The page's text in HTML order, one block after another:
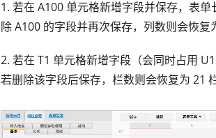
1. 若在 A100 单元格新增字段并保存，表
除 A100 的字段并再次保存，列数则会恢复
2. 若在 T1 单元格新增字段（会同时占用
若删除该字段后保存，栏数则会恢复为 21 栏